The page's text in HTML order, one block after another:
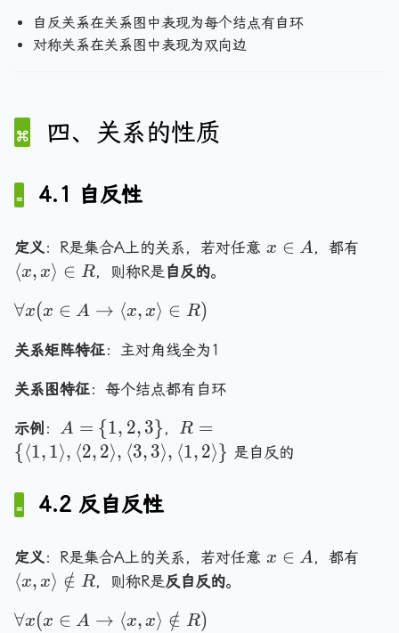
a
n
\l
a
a
_i
b
_j
\r
a
n
gl
e
\i
n
R
\
0,
&
\t
ex
若
}
\l
a
n
g
l
2
,
3
\
r
a
g
,
\
le
3
1
ri
x
&
1
&
\
0
&
0
&
\
1
0
&
\
e
d
{
m
le
a
_
r
n
g
le
\
n
自反关系在关系图中表现为每个结点有自环
对称关系在关系图中表现为双向边
四、关系的性质
4.1 自反性
定义 ：R是集合A上的关系，若对任意 x
x ∈ A，都有
⟨x, x⟩ ∈ R，则称R是 自反的。
\
o
a
x
(
\
i
n
A
\
t
∀x(x ∈ A → ⟨x, x⟩ ∈ R)
关系矩阵特征：主对角线全为1
关系图特征：每个结点都有自环
示例 ：
A
=
\
{
1
2
,
3
\
A = {1, 2, 3} ，
R
=
\
a
n
le
R =
{⟨1, 1⟩, ⟨2, 2⟩, ⟨3, 3⟩, ⟨1, 2⟩} 是自反的
4.2 反自反性
定义 ：R是集合A上的关系，若对任意 x
x ∈ A，都有
⟨x, x⟩ ∈
/ R，则称R是反自反的。
\
∀x(x ∈ A → ⟨x, x⟩ ∈
/ R)